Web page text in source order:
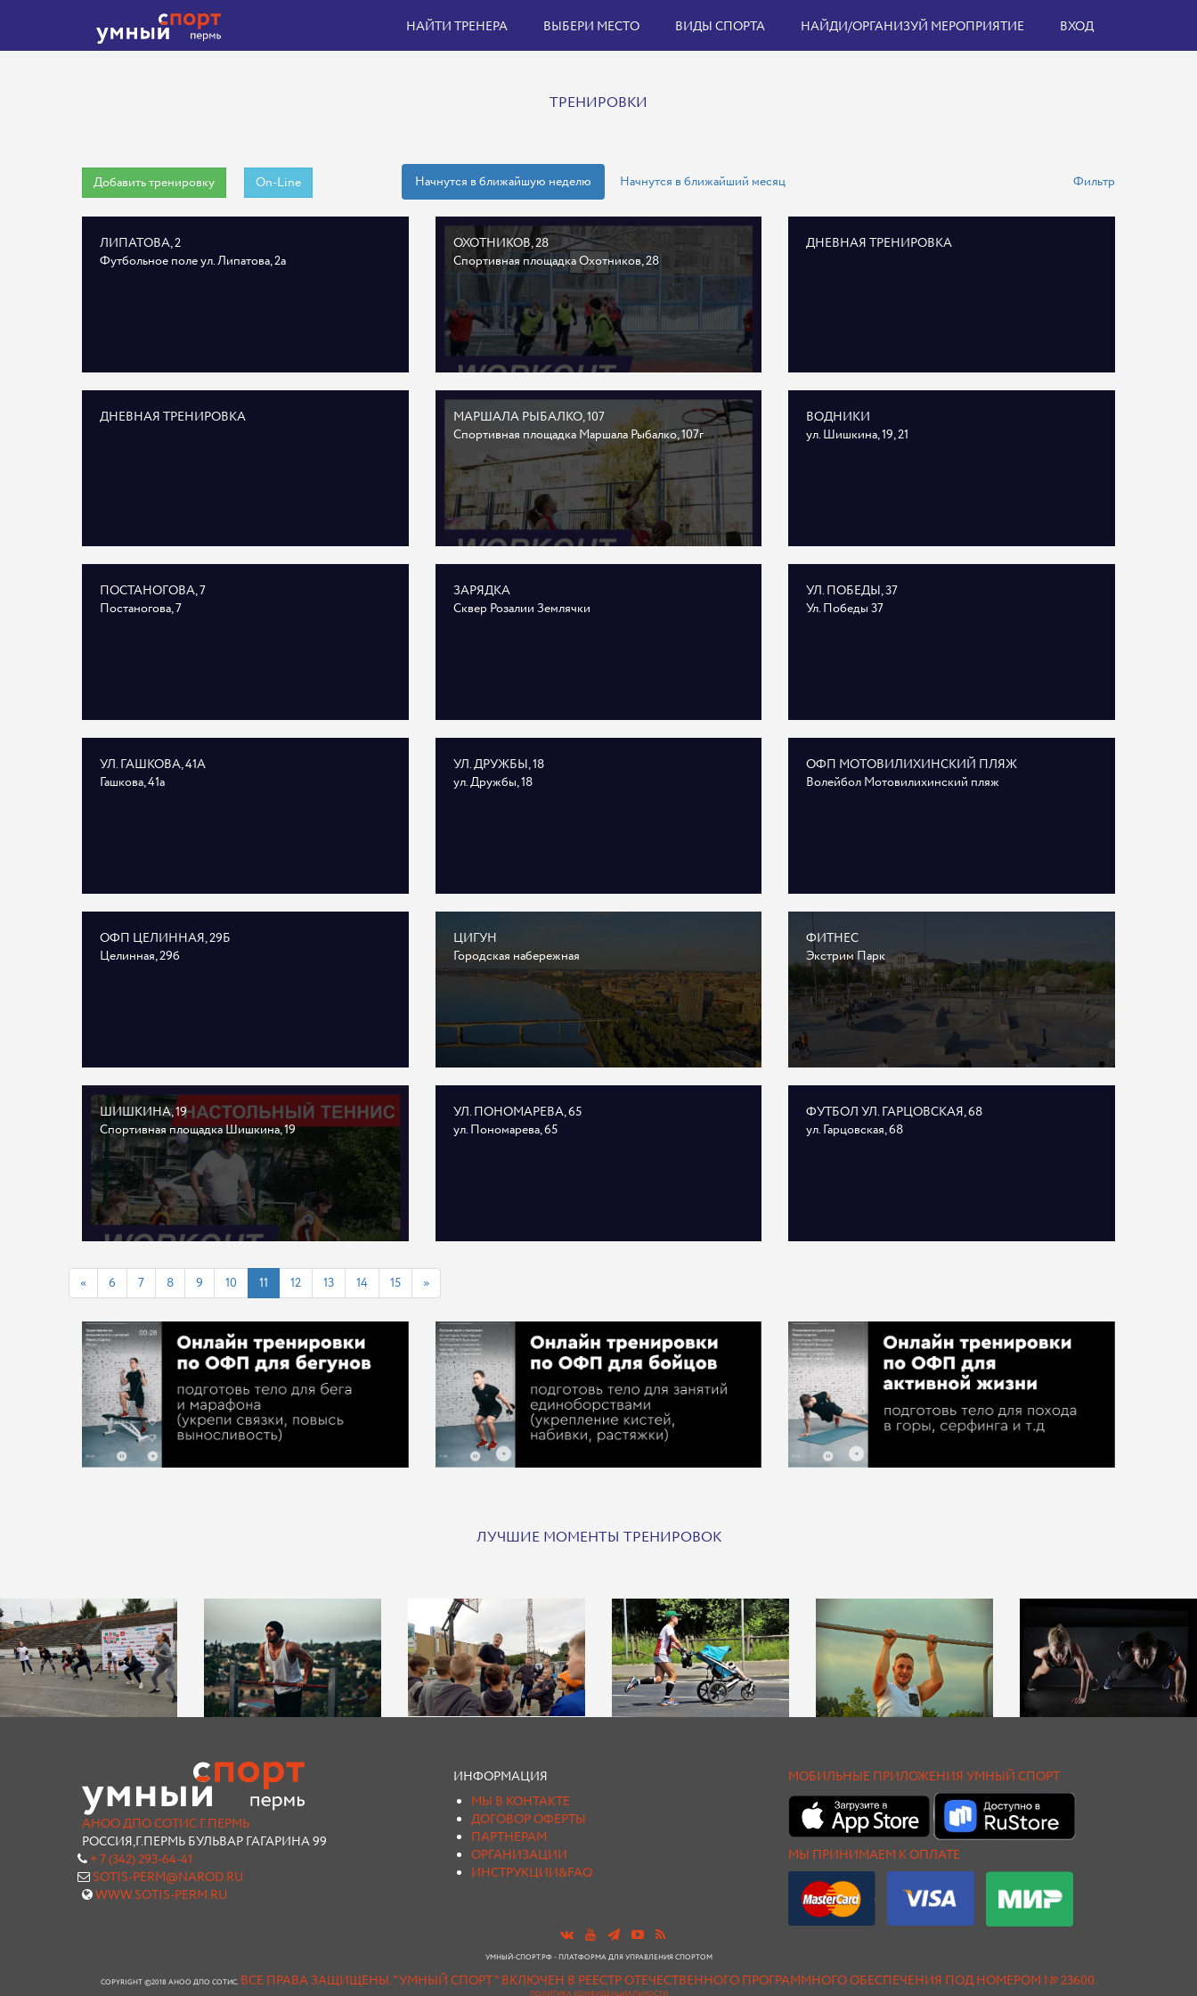
НАЙТИ ТРЕНЕРА ВЫБЕРИ МЕСТО ВИДЫ СПОРТА НАЙДИ/ОРГАНИЗУЙ МЕРОПРИЯТИЕ ВХОД
ТРЕНИРОВКИ
Добавить тренировку On-Line Начнутся в ближайшую неделю Начнутся в ближайший месяц Фильтр
ЛИПАТОВА, 2
Футбольное поле ул. Липатова, 2а
ОХОТНИКОВ, 28
Спортивная площадка Охотников, 28
ДНЕВНАЯ ТРЕНИРОВКА
ДНЕВНАЯ ТРЕНИРОВКА
МАРШАЛА РЫБАЛКО, 107
Спортивная площадка Маршала Рыбалко, 107г
ВОДНИКИ
ул. Шишкина, 19, 21
ПОСТАНОГОВА, 7
Постаногова, 7
ЗАРЯДКА
Сквер Розалии Землячки
УЛ. ПОБЕДЫ, 37
Ул. Победы 37
УЛ. ГАШКОВА, 41А
Гашкова, 41а
УЛ. ДРУЖБЫ, 18
ул. Дружбы, 18
ОФП МОТОВИЛИХИНСКИЙ ПЛЯЖ
Волейбол Мотовилихинский пляж
ОФП ЦЕЛИННАЯ, 29Б
Целинная, 29б
ЦИГУН
Городская набережная
ФИТНЕС
Экстрим Парк
ШИШКИНА, 19
Спортивная площадка Шишкина, 19
УЛ. ПОНОМАРЕВА, 65
ул. Пономарева, 65
ФУТБОЛ УЛ. ГАРЦОВСКАЯ, 68
ул. Гарцовская, 68
« 6 7 8 9 10 11 12 13 14 15 »
ЛУЧШИЕ МОМЕНТЫ ТРЕНИРОВОК
АНОО ДПО СОТИС Г.ПЕРМЬ
РОССИЯ,Г.ПЕРМЬ БУЛЬВАР ГАГАРИНА 99
+ 7 (342) 293-64-41
SOTIS-PERM@NAROD.RU
WWW.SOTIS-PERM.RU
ИНФОРМАЦИЯ
МЫ В КОНТАКТЕ
ДОГОВОР ОФЕРТЫ
ПАРТНЕРАМ
ОРГАНИЗАЦИИ
ИНСТРУКЦИИ&FAQ
МОБИЛЬНЫЕ ПРИЛОЖЕНИЯ УМНЫЙ СПОРТ
МЫ ПРИНИМАЕМ К ОПЛАТЕ
УМНЫЙ-СПОРТ.РФ - ПЛАТФОРМА ДЛЯ УПРАВЛЕНИЯ СПОРТОМ
COPYRIGHT ©2018 АНОО ДПО СОТИС. ВСЕ ПРАВА ЗАЩИЩЕНЫ."УМНЫЙ СПОРТ " ВКЛЮЧЕН В РЕЕСТР ОТЕЧЕСТВЕННОГО ПРОГРАММНОГО ОБЕСПЕЧЕНИЯ ПОД НОМЕРОМ № 23600.
ПОЛИТИКА КОНФИДЕНЦИАЛЬНОСТИ